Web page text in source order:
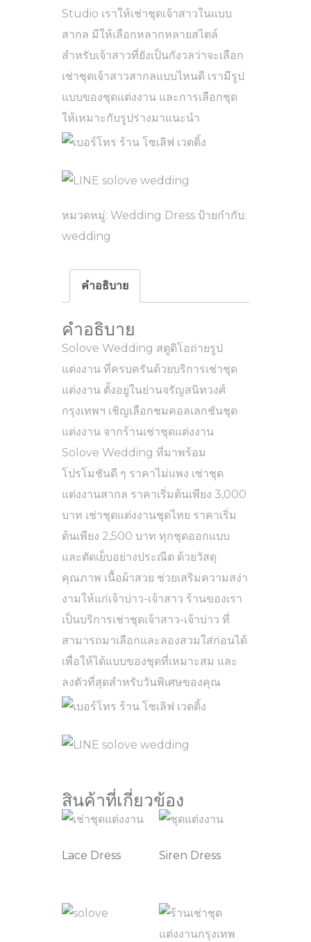
Studio เราให้เช่าชุดเจ้าสาวในแบบ
สากล มีให้เลือกหลากหลายสไตล์
สำหรับเจ้าสาวที่ยังเป็นกังวลว่าจะเลือก
เช่าชุดเจ้าสาวสากลแบบไหนดี เรามีรูป
แบบของชุดแต่งงาน และการเลือกชุด
ให้เหมาะกับรูปร่างมาแนะนำ
หมวดหมู่: Wedding Dress ป้ายกำกับ:
wedding
คำอธิบาย
คำอธิบาย
Solove Wedding สตูดิโอถ่ายรูป
แต่งงาน ที่ครบครันด้วยบริการเช่าชุด
แต่งงาน ตั้งอยู่ในย่านจรัญสนิทวงศ์
กรุงเทพฯ เชิญเลือกชมคอลเลกชันชุด
แต่งงาน จากร้านเช่าชุดแต่งงาน
Solove Wedding ที่มาพร้อม
โปรโมชันดี ๆ ราคาไม่แพง เช่าชุด
แต่งงานสากล ราคาเริ่มต้นเพียง 3,000
บาท เช่าชุดแต่งงานชุดไทย ราคาเริ่ม
ต้นเพียง 2,500 บาท ทุกชุดออกแบบ
และตัดเย็บอย่างประณีต ด้วยวัสดุ
คุณภาพ เนื้อผ้าสวย ช่วยเสริมความสง่า
งามให้แก่เจ้าบ่าว-เจ้าสาว ร้านของเรา
เป็นบริการเช่าชุดเจ้าสาว-เจ้าบ่าว ที่
สามารถมาเลือกและลองสวมใส่ก่อนได้
เพื่อให้ได้แบบของชุดที่เหมาะสม และ
ลงตัวที่สุดสำหรับวันพิเศษของคุณ
สินค้าที่เกี่ยวข้อง
Lace Dress Siren Dress